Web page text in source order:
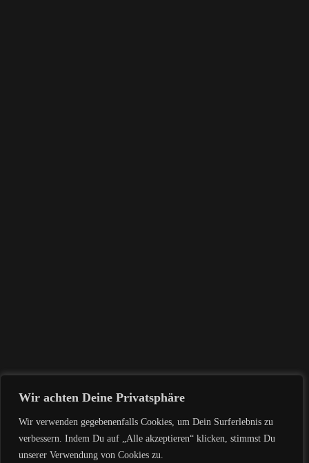
Wir achten Deine Privatsphäre
Wir verwenden gegebenenfalls Cookies, um Dein Surferlebnis zu
verbessern. Indem Du auf „Alle akzeptieren“ klicken, stimmst Du
unserer Verwendung von Cookies zu.
Contemperary DanceoderSeite 3